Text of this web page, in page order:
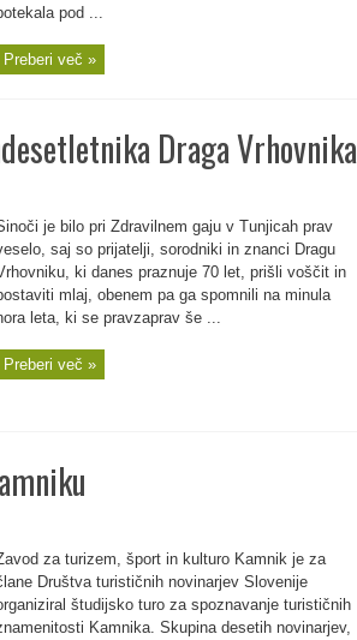
pod ...
Preberi več »
Draga Vrhovnika
je bilo pri Zdravilnem gaju v Tunjicah prav
saj so prijatelji, sorodniki in znanci Dragu
ki danes praznuje 70 let, prišli voščit in
mlaj, obenem pa ga spomnili na minula
leta, ki se pravzaprav še ...
Preberi več »
za turizem, šport in kulturo Kamnik je za
Društva turističnih novinarjev Slovenije
študijsko turo za spoznavanje turističnih
Kamnika. Skupina desetih novinarjev,